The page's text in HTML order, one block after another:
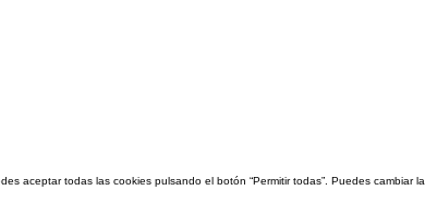
aceptar todas las cookies pulsando el botón “Permitir todas”. Puedes cambiar la